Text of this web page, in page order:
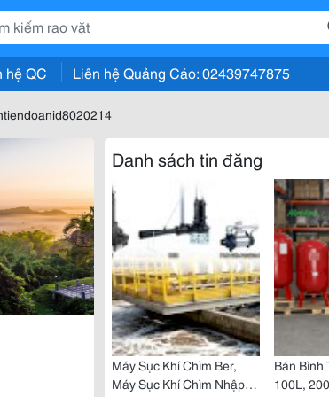
hệ QC Liên hệ Quảng Cáo: 02439747875
Danh sách tin đăng
Máy Sục Khí Chìm Ber,
Máy Sục Khí Chìm Nhập
Bán Bình
100L,